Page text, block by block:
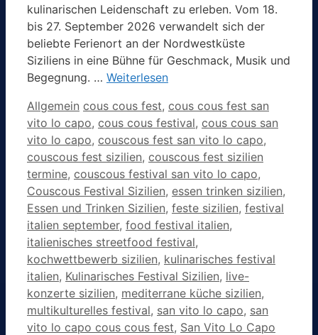
kulinarischen Leidenschaft zu erleben. Vom 18.
bis 27. September 2026 verwandelt sich der
beliebte Ferienort an der Nordwestküste
Siziliens in eine Bühne für Geschmack, Musik und
Begegnung. … Weiterlesen
Kategorien
Allgemein Schlagwörter
cous cous fest, cous cous fest san
vito lo capo, cous cous festival, cous cous san
vito lo capo, couscous fest san vito lo capo,
couscous fest sizilien, couscous fest sizilien
termine, couscous festival san vito lo capo,
Couscous Festival Sizilien, essen trinken sizilien,
Essen und Trinken Sizilien, feste sizilien, festival
italien september, food festival italien,
italienisches streetfood festival,
kochwettbewerb sizilien, kulinarisches festival
italien, Kulinarisches Festival Sizilien, live-
konzerte sizilien, mediterrane küche sizilien,
multikulturelles festival, san vito lo capo, san
vito lo capo cous cous fest, San Vito Lo Capo